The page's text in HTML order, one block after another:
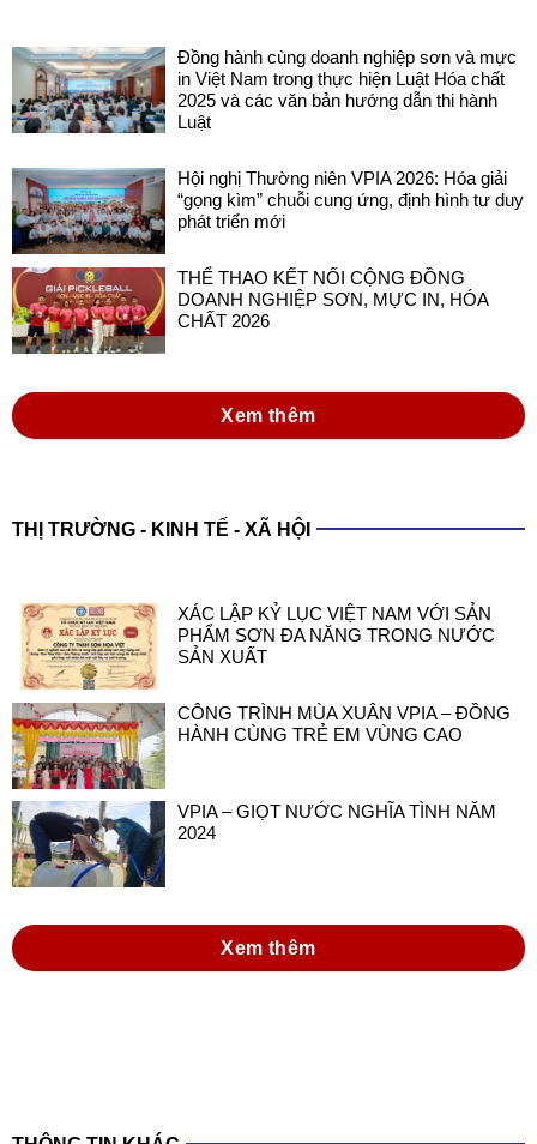
Đồng hành cùng doanh nghiệp sơn và mực
in Việt Nam trong thực hiện Luật Hóa chất
2025 và các văn bản hướng dẫn thi hành
Luật
Hội nghị Thường niên VPIA 2026: Hóa giải
“gọng kìm” chuỗi cung ứng, định hình tư duy
phát triển mới
THỂ THAO KẾT NỐI CỘNG ĐỒNG
DOANH NGHIỆP SƠN, MỰC IN, HÓA
CHẤT 2026
Xem thêm
THỊ TRƯỜNG - KINH TẾ - XÃ HỘI
XÁC LẬP KỶ LỤC VIỆT NAM VỚI SẢN
PHẨM SƠN ĐA NĂNG TRONG NƯỚC
SẢN XUẤT
CÔNG TRÌNH MÙA XUÂN VPIA – ĐỒNG
HÀNH CÙNG TRẺ EM VÙNG CAO
VPIA – GIỌT NƯỚC NGHĨA TÌNH NĂM
2024
Xem thêm